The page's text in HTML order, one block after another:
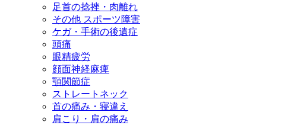
足首の捻挫・肉離れ
その他 スポーツ障害
ケガ・手術の後遺症
頭痛
眼精疲労
顔面神経麻痺
顎関節症
ストレートネック
首の痛み・寝違え
肩こり・肩の痛み